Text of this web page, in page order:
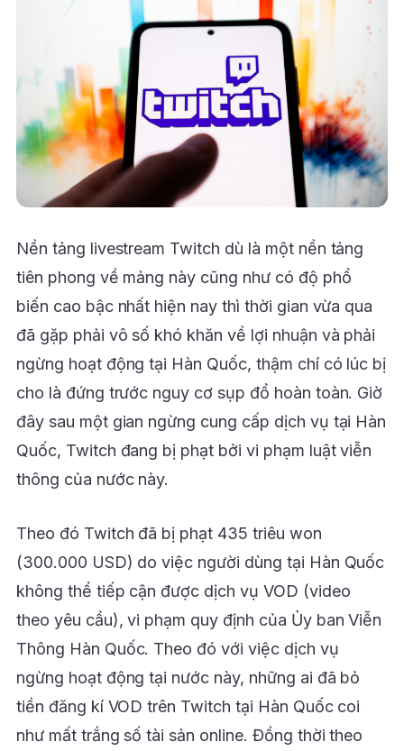
Nền tảng livestream Twitch dù là một nền tảng
tiên phong về mảng này cũng như có độ phổ
biến cao bậc nhất hiện nay thì thời gian vừa qua
đã gặp phải vô số khó khăn về lợi nhuận và phải
ngừng hoạt động tại Hàn Quốc, thậm chí có lúc bị
cho là đứng trước nguy cơ sụp đổ hoàn toàn. Giờ
đây sau một gian ngừng cung cấp dịch vụ tại Hàn
Quốc, Twitch đang bị phạt bởi vi phạm luật viễn
thông của nước này.
Theo đó Twitch đã bị phạt 435 triêu won
(300.000 USD) do việc người dùng tại Hàn Quốc
không thể tiếp cận được dịch vụ VOD (video
theo yêu cầu), vi phạm quy định của Ủy ban Viễn
Thông Hàn Quốc. Theo đó với việc dịch vụ
ngừng hoạt động tại nước này, những ai đã bỏ
tiền đăng kí VOD trên Twitch tại Hàn Quốc coi
như mất trắng số tài sản online. Đồng thời theo